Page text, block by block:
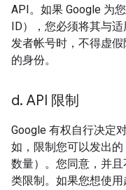
API。如果 Google 为
ID），您必须将其与
发者帐号时，不得虚
的身份。
d. API 限制
Google 有权自行决定
如，限制您可以发出
数量）。您同意，并
类限制。如果您想使